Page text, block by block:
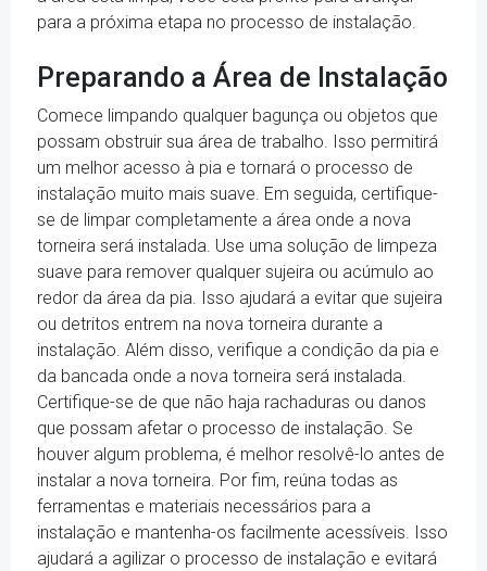
para a próxima etapa no processo de instalação.
Preparando a Área de Instalação
Comece limpando qualquer bagunça ou objetos que
possam obstruir sua área de trabalho. Isso permitirá
um melhor acesso à pia e tornará o processo de
instalação muito mais suave. Em seguida, certifique-
se de limpar completamente a área onde a nova
torneira será instalada. Use uma solução de limpeza
suave para remover qualquer sujeira ou acúmulo ao
redor da área da pia. Isso ajudará a evitar que sujeira
ou detritos entrem na nova torneira durante a
instalação. Além disso, verifique a condição da pia e
da bancada onde a nova torneira será instalada.
Certifique-se de que não haja rachaduras ou danos
que possam afetar o processo de instalação. Se
houver algum problema, é melhor resolvê-lo antes de
instalar a nova torneira. Por fim, reúna todas as
ferramentas e materiais necessários para a
instalação e mantenha-os facilmente acessíveis. Isso
ajudará a agilizar o processo de instalação e evitará